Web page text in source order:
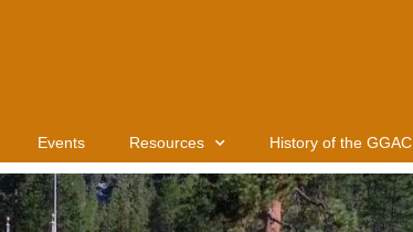
Events Resources History of the GGAC